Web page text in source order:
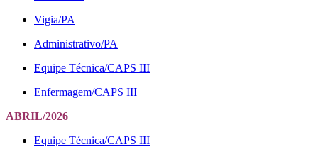
Vigia/PA
Administrativo/PA
Equipe Técnica/CAPS III
Enfermagem/CAPS III
ABRIL/2026
Equipe Técnica/CAPS III